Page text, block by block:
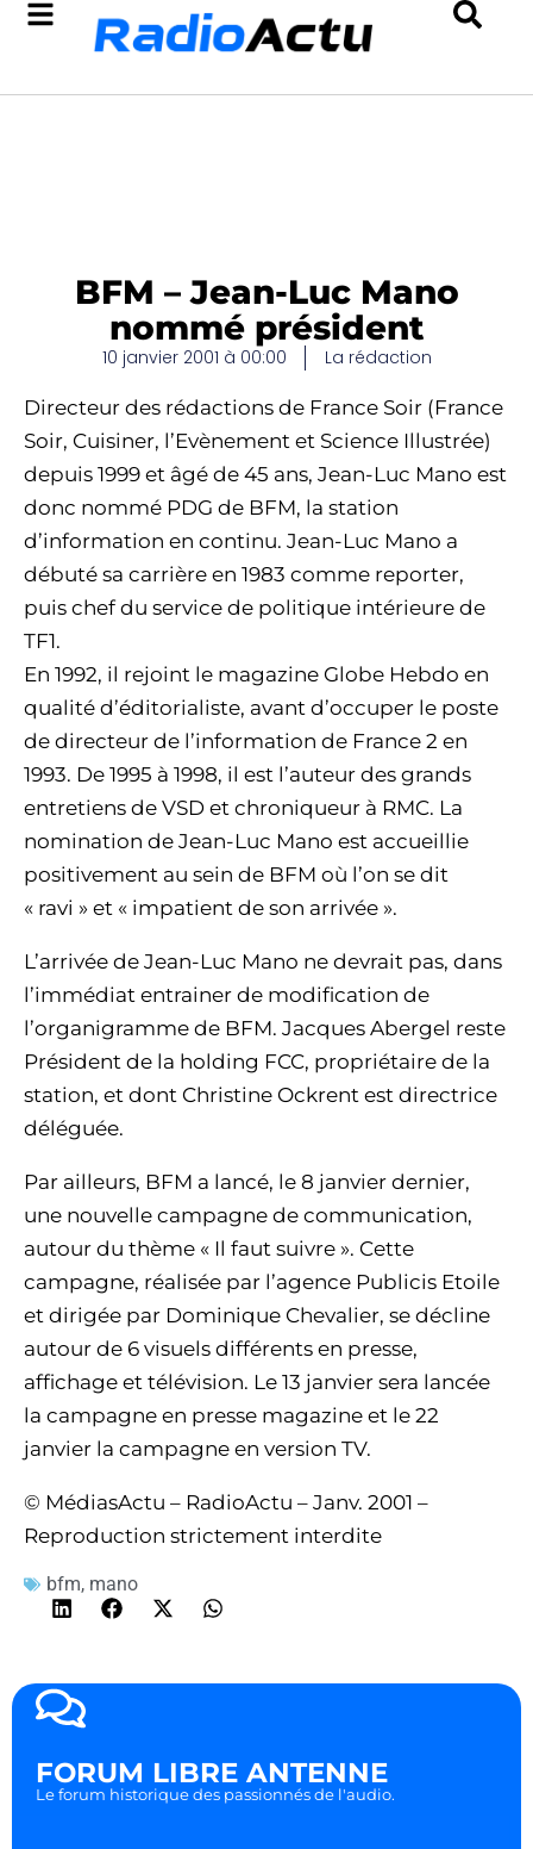
BFM – Jean-Luc Mano
nommé président
10 janvier 2001 à 00:00 La rédaction
Directeur des rédactions de France Soir (France
Soir, Cuisiner, l’Evènement et Science Illustrée)
depuis 1999 et âgé de 45 ans, Jean-Luc Mano est
donc nommé PDG de BFM, la station
d’information en continu. Jean-Luc Mano a
débuté sa carrière en 1983 comme reporter,
puis chef du service de politique intérieure de
TF1.
En 1992, il rejoint le magazine Globe Hebdo en
qualité d’éditorialiste, avant d’occuper le poste
de directeur de l’information de France 2 en
1993. De 1995 à 1998, il est l’auteur des grands
entretiens de VSD et chroniqueur à RMC. La
nomination de Jean-Luc Mano est accueillie
positivement au sein de BFM où l’on se dit
« ravi » et « impatient de son arrivée ».
L’arrivée de Jean-Luc Mano ne devrait pas, dans
l’immédiat entrainer de modification de
l’organigramme de BFM. Jacques Abergel reste
Président de la holding FCC, propriétaire de la
station, et dont Christine Ockrent est directrice
déléguée.
Par ailleurs, BFM a lancé, le 8 janvier dernier,
une nouvelle campagne de communication,
autour du thème « Il faut suivre ». Cette
campagne, réalisée par l’agence Publicis Etoile
et dirigée par Dominique Chevalier, se décline
autour de 6 visuels différents en presse,
affichage et télévision. Le 13 janvier sera lancée
la campagne en presse magazine et le 22
janvier la campagne en version TV.
© MédiasActu – RadioActu – Janv. 2001 –
Reproduction strictement interdite
bfm, mano
FORUM LIBRE ANTENNE
Le forum historique des passionnés de l'audio.